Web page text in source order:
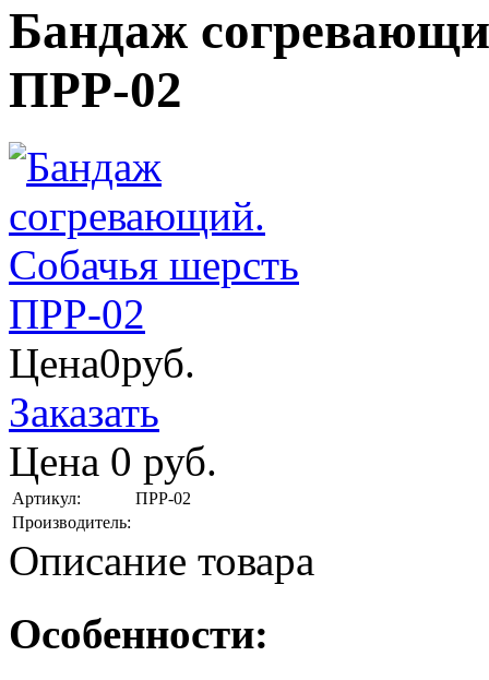
Бандаж
ПРР-02
Цена0руб.
Заказать
Цена 0 руб.
Артикул:
ПРР-02
Производитель:
Описание товара
Особенности: